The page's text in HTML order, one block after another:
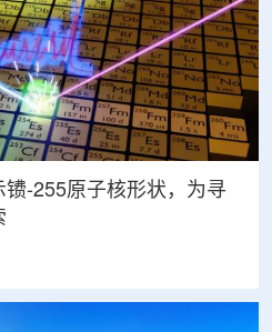
-255原子核形状，为寻